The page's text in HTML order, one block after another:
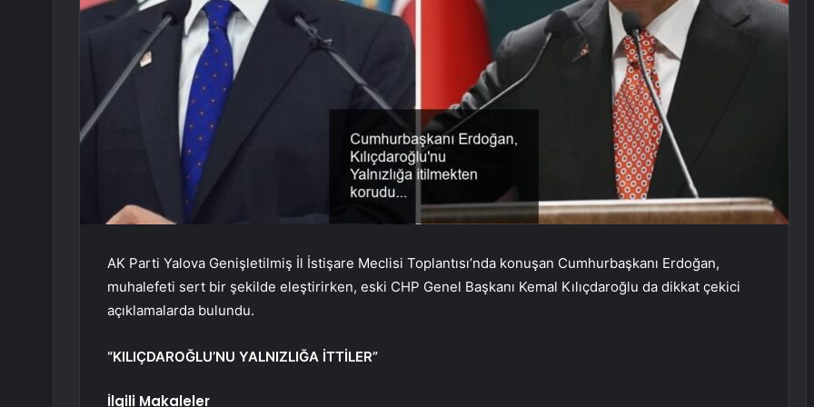
AK Parti Yalova Genişletilmiş İl İstişare Meclisi Toplantısı’nda konuşan Cumhurbaşkanı Erdoğan,
muhalefeti sert bir şekilde eleştirirken, eski CHP Genel Başkanı Kemal Kılıçdaroğlu da dikkat çekici
açıklamalarda bulundu.
“KILIÇDAROĞLU’NU YALNIZLIĞA İTTİLER”
İlgili Makaleler